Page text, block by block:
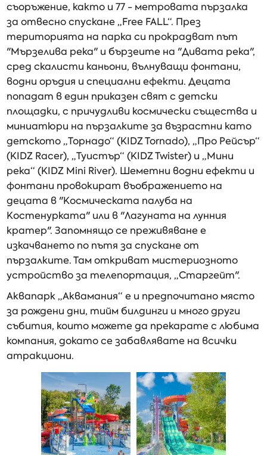
съоръжение, както и 77 - метровата пързалка
за отвесно спускане „Free FALL“. През
територията на парка си прокрадват път
"Мързелива река" и бързеите на "Дивата река",
сред скалисти каньони, вълнуващи фонтани,
водни оръдия и специални ефекти. Децата
попадат в един приказен свят с детски
площадки, с причудливи космически същества и
миниатюри на пързалките за възрастни като
детското „Торнадо“ (KIDZ Tornado), „Про Рейсър“
(KIDZ Racer), „Туистър“ (KIDZ Twister) и „Мини
река“ (KIDZ Mini River). Шеметни водни ефекти и
фонтани провокират въображението на
децата в "Космическата палуба на
Костенурката" или в "Лагуната на лунния
кратер". Запомнящо се преживяване е
изкачването по пътя за спускане от
пързалките. Там откриват мистериозното
устройство за телепортация, „Старгейт".
Аквапарк „Аквамания“ е и предпочитано място
за рождени дни, тийм билдинги и много други
събития, които можете да прекарате с любима
компания, докато се забавлявате на всички
атракциони.